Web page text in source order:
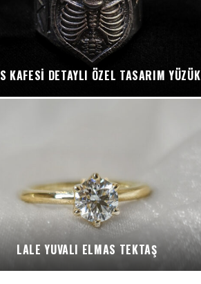
KAFESI DETAYLI ÖZEL TASARIM YÜZÜK
LALE YUVALI ELMAS TEKTAŞ